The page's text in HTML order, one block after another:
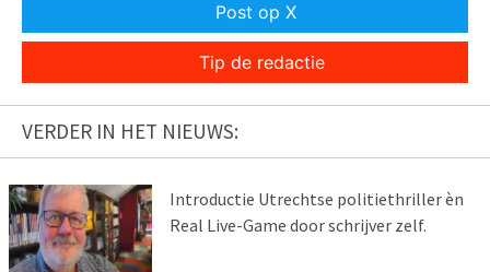
Post op X
Tip de redactie
VERDER IN HET NIEUWS:
Introductie Utrechtse politiethriller èn
Real Live-Game door schrijver zelf.